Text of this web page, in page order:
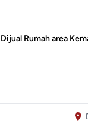
Dijual Rumah area